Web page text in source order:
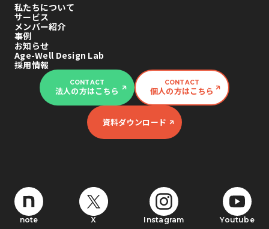
私たちについて
サービス
メンバー紹介
事例
お知らせ
Age-Well Design Lab
採用情報
CONTACT
法人の方はこちら
CONTACT
個人の方はこちら
資料ダウンロード
note X Instagram Youtube